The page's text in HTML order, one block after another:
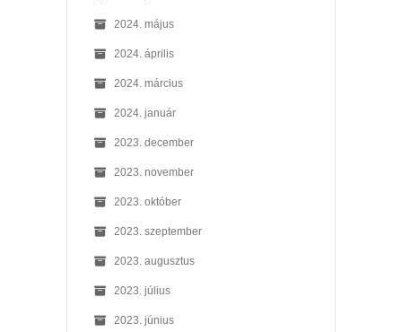
2024. május
2024. április
2024. március
2024. január
2023. december
2023. november
2023. október
2023. szeptember
2023. augusztus
2023. július
2023. június